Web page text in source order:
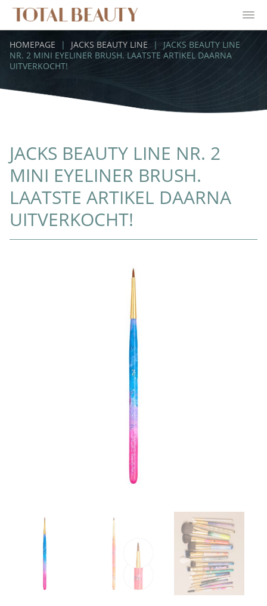
HOMEPAGE | JACKS BEAUTY LINE |
JACKS BEAUTY LINE
NR. 2 MINI EYELINER BRUSH. LAATSTE ARTIKEL DAARNA
UITVERKOCHT!
JACKS BEAUTY LINE NR. 2
MINI EYELINER BRUSH.
LAATSTE ARTIKEL DAARNA
UITVERKOCHT!